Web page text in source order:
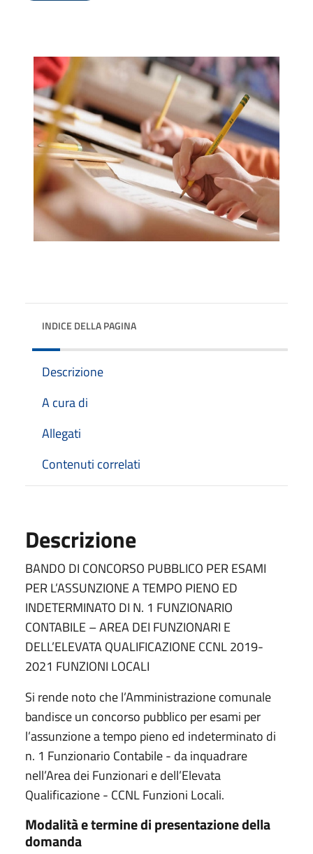
INDICE DELLA PAGINA
Descrizione
A cura di
Allegati
Contenuti correlati
Descrizione
BANDO DI CONCORSO PUBBLICO PER ESAMI
PER L’ASSUNZIONE A TEMPO PIENO ED
INDETERMINATO DI N. 1 FUNZIONARIO
CONTABILE – AREA DEI FUNZIONARI E
DELL’ELEVATA QUALIFICAZIONE CCNL 2019-
2021 FUNZIONI LOCALI
Si rende noto che l’Amministrazione comunale
bandisce un concorso pubblico per esami per
l’assunzione a tempo pieno ed indeterminato di
n. 1 Funzionario Contabile - da inquadrare
nell’Area dei Funzionari e dell’Elevata
Qualificazione - CCNL Funzioni Locali.
Modalità e termine di presentazione della
domanda